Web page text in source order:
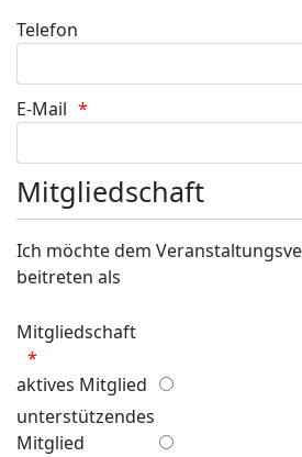
Telefon
E-Mail
Mitgliedschaft
Ich möchte dem
beitreten als
Mitgliedschaft
aktives Mitglied
unterstützendes
Mitglied